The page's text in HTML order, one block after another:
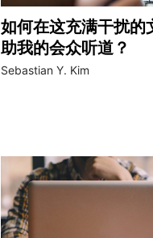
如何在这充满干扰的
助我的会众听道？
Sebastian Y. Kim